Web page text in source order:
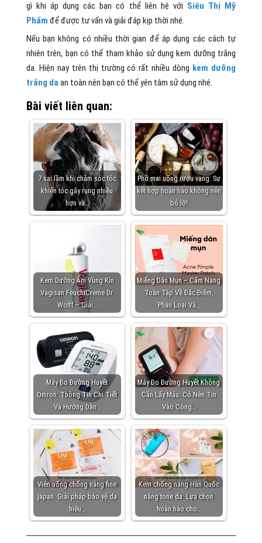
gì khi áp dụng các bạn có thể liên hệ với Siêu Thị Mỹ
Phẩm để được tư vấn và giải đáp kịp thời nhé.
Nếu bạn không có nhiều thời gian để áp dụng các cách tự
nhiên trên, bạn có thể tham khảo sử dụng kem dưỡng trắng
da. Hiện nay trên thị trường có rất nhiều dòng kem dưỡng
trắng daan toàn nên bạn có thể yên tâm sử dụng nhé.
Bài viết liên quan:
7 sai lầm khi chăm sóc tóc
khiến tóc gãy rụng nhiều
hơn và…
Phô mai uống rượu vang: Sự
kết hợp hoàn hảo không nên
bỏ lỡ!
Kem Dưỡng Ẩm Vùng Kín
Vagisan FeuchtCreme Dr.
Wolff – Giải…
Miếng Dán Mụn – Cẩm Nang
Toàn Tập Về Đặc Điểm,
Phân Loại Và…
Máy Đo Đường Huyết
Omron: Thông Tin Chi Tiết
Và Hướng Dẫn…
Máy Đo Đường Huyết Không
Cần Lấy Máu: Có Nên Tin
Vào Công…
Viên uống chống nắng fine
japan: Giải pháp bảo vệ da
hiệu…
Kem chống nắng Hàn Quốc
nâng tone da: Lựa chọn
hoàn hảo cho…